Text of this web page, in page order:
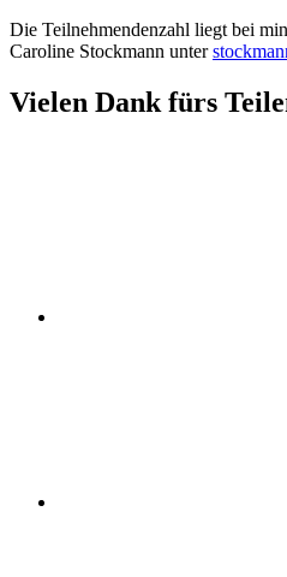
Die Teilnehmendenzahl liegt bei
Caroline Stockmann unter
Vielen Dank fürs